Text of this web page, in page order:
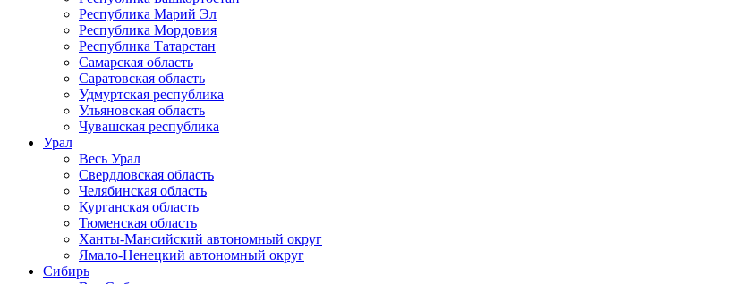
Республика Марий Эл
Республика Мордовия
Республика Татарстан
Самарская область
Саратовская область
Удмуртская республика
Ульяновская область
Чувашская республика
Урал
Весь Урал
Свердловская область
Челябинская область
Курганская область
Тюменская область
Ханты-Мансийский автономный округ
Ямало-Ненецкий автономный округ
Сибирь